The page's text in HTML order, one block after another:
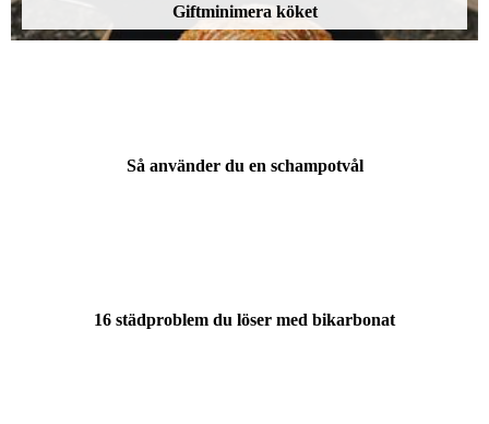
Giftminimera köket
Så använder du en schampotvål
16 städproblem du löser med bikarbonat